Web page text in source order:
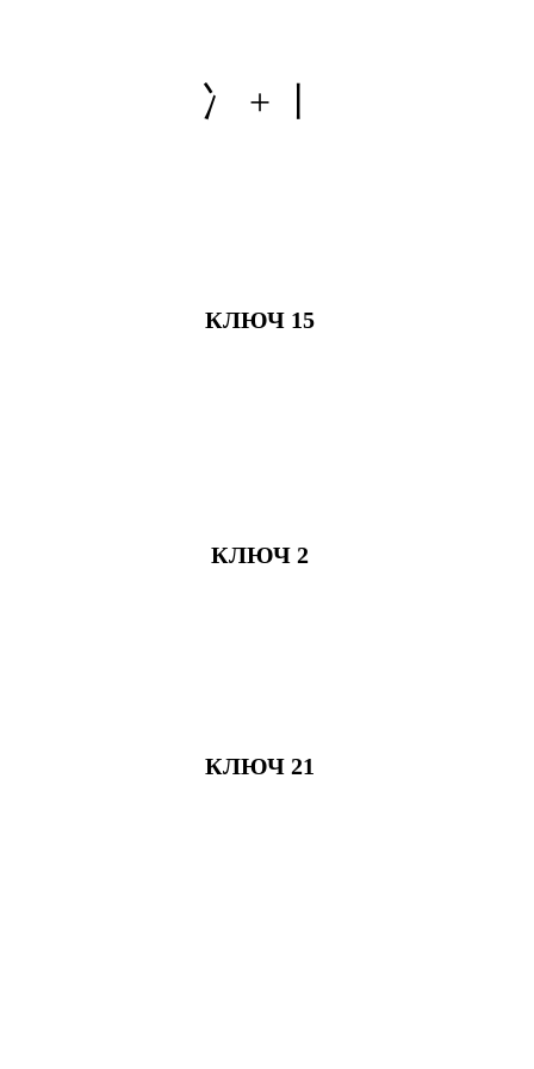
冫 + 丨
КЛЮЧ 15
КЛЮЧ 2
КЛЮЧ 21